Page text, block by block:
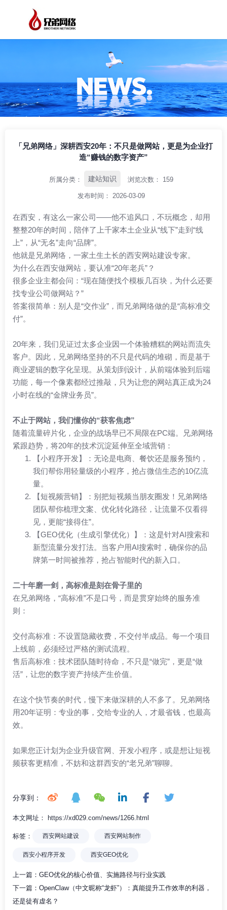
「兄弟网络」深耕西安20年：不只是做网站，更是为企业打
造“赚钱的数字资产”
所属分类： 建站知识 浏览次数： 159
发布时间： 2026-03-09
在西安，有这么一家公司——他不追风口，不玩概念，却用
整整20年的时间，陪伴了上千家本土企业从“线下”走到“线
上”，从“无名”走向“品牌”。
他就是兄弟网络，一家土生土长的西安网站建设专家。
为什么在西安做网站，要认准“20年老兵”？
很多企业主都会问：“现在随便找个模板几百块，为什么还要
找专业公司做网站？”
答案很简单：别人是“交作业”，而兄弟网络做的是“高标准交
付”。
20年来，我们见证过太多企业因一个体验糟糕的网站而流失
客户。因此，兄弟网络坚持的不只是代码的堆砌，而是基于
商业逻辑的数字化呈现。从策划到设计，从前端体验到后端
功能，每一个像素都经过推敲，只为让您的网站真正成为24
小时在线的“金牌业务员”。
不止于网站，我们懂你的“获客焦虑”
随着流量碎片化，企业的战场早已不局限在PC端。兄弟网络
紧跟趋势，将20年的技术沉淀延伸至全域营销：
【小程序开发】：无论是电商、餐饮还是服务预约，
我们帮你用轻量级的小程序，抢占微信生态的10亿流
量。
【短视频营销】：别把短视频当朋友圈发！兄弟网络
团队帮你梳理文案、优化转化路径，让流量不仅看得
见，更能“接得住”。
【GEO优化（生成引擎优化）】：这是针对AI搜索和
新型流量分发打法。当客户用AI搜索时，确保你的品
牌第一时间被推荐，抢占智能时代的新入口。
二十年磨一剑，高标准是刻在骨子里的
在兄弟网络，“高标准”不是口号，而是贯穿始终的服务准
则：
交付高标准：不设置隐藏收费，不交付半成品。每一个项目
上线前，必须经过严格的测试流程。
售后高标准：技术团队随时待命，不只是“做完”，更是“做
活”，让您的数字资产持续产生价值。
在这个快节奏的时代，慢下来做深耕的人不多了。兄弟网络
用20年证明：专业的事，交给专业的人，才最省钱，也最高
效。
如果您正计划为企业升级官网、开发小程序，或是想让短视
频获客更精准，不妨和这群西安的“老兄弟”聊聊。
分享到：
本文网址： https://xd029.com/news/1266.html
标签： 西安网站建设 西安网站制作
西安小程序开发 西安GEO优化
上一篇： GEO优化的核心价值、实施路径与行业实践
下一篇： OpenClaw（中文昵称“龙虾”）：真能提升工作效率的利器，
还是徒有虚名？